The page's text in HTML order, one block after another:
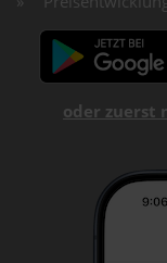
oder zuerst